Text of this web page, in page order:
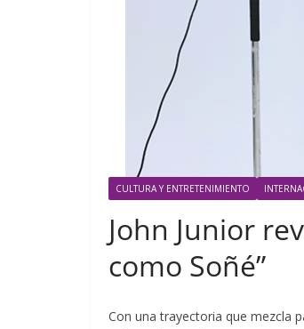
CULTURA Y ENTRETENIMIENTO
John Junior
como Soñé”
Con una trayectoria que mezcla